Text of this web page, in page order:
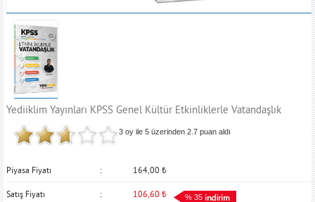
Yediiklim Yayınları KPSS Genel Kültür Etkinliklerle Vatandaşlık
3 oy ile 5 üzerinden2.7 puan aldı
Piyasa Fiyatı 164,00 ₺
Satış Fiyatı 106,60 ₺ % 35